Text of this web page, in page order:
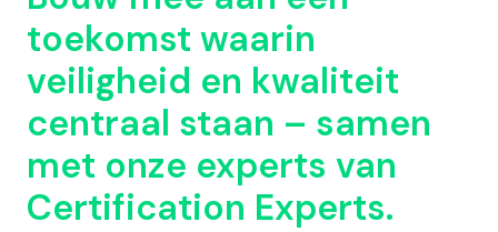
toekomst waarin
veiligheid en kwaliteit
centraal staan – samen
met onze experts van
Certification Experts.